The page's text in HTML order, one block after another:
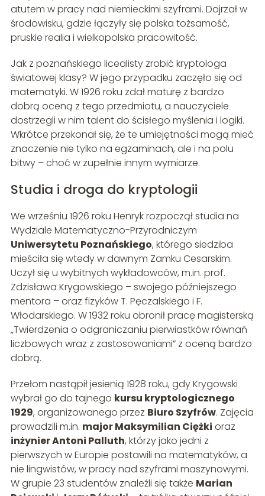
atutem w pracy nad niemieckimi szyframi. Dojrzał w
środowisku, gdzie łączyły się polska tożsamość,
pruskie realia i wielkopolska pracowitość.
Jak z poznańskiego licealisty zrobić kryptologa
światowej klasy? W jego przypadku zaczęło się od
matematyki. W 1926 roku zdał maturę z bardzo
dobrą oceną z tego przedmiotu, a nauczyciele
dostrzegli w nim talent do ścisłego myślenia i logiki.
Wkrótce przekonał się, że te umiejętności mogą mieć
znaczenie nie tylko na egzaminach, ale i na polu
bitwy – choć w zupełnie innym wymiarze.
Studia i droga do kryptologii
We wrześniu 1926 roku Henryk rozpoczął studia na
Wydziale Matematyczno-Przyrodniczym
Uniwersytetu Poznańskiego, którego siedziba
mieściła się wtedy w dawnym Zamku Cesarskim.
Uczył się u wybitnych wykładowców, m.in. prof.
Zdzisława Krygowskiego – swojego późniejszego
mentora – oraz fizyków T. Pęczalskiego i F.
Włodarskiego. W 1932 roku obronił pracę magisterską
„Twierdzenia o odgraniczaniu pierwiastków równań
liczbowych wraz z zastosowaniami” z oceną bardzo
dobrą.
Przełom nastąpił jesienią 1928 roku, gdy Krygowski
wybrał go do tajnego kursu kryptologicznego
1929, organizowanego przez Biuro Szyfrów. Zajęcia
prowadzili m.in. major Maksymilian Ciężki oraz
inżynier Antoni Palluth, którzy jako jedni z
pierwszych w Europie postawili na matematyków, a
nie lingwistów, w pracy nad szyframi maszynowymi.
W grupie 23 studentów znaleźli się także Marian